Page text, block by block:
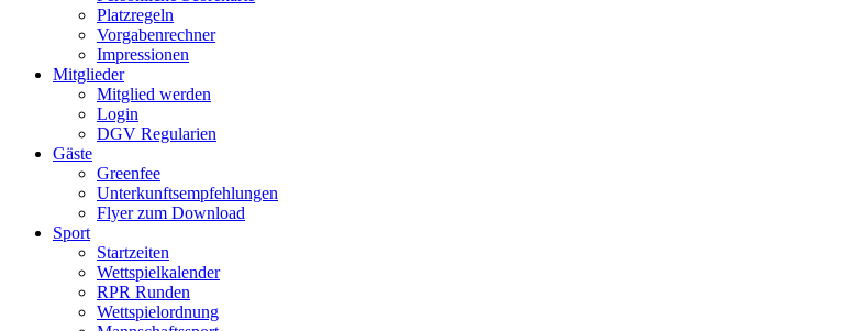
Platzregeln
Vorgabenrechner
Impressionen
Mitglieder
Mitglied werden
Login
DGV Regularien
Gäste
Greenfee
Unterkunftsempfehlungen
Flyer zum Download
Sport
Startzeiten
Wettspielkalender
RPR Runden
Wettspielordnung